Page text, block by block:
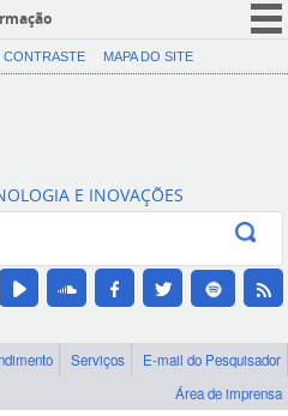
CORONAVÍRUS (COVID-19)
Canais
CONTRASTE MAPA DO SITE
E INOVAÇÕES
Serviços
E-mail do Pesquisador
Área de imprensa